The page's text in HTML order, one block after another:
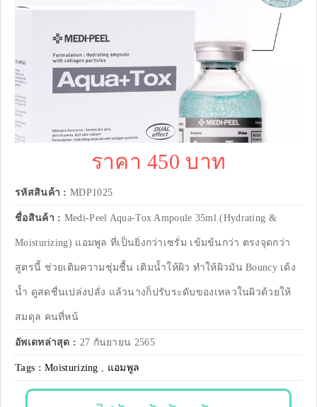
ราคา 450 บาท
รหัสสินค้า : MDP1025
ชื่อสินค้า : Medi-Peel Aqua-Tox Ampoule 35ml.(Hydrating &
Moisturizing) แอมพูล ที่เป็นยิ่งกว่าเซรั่ม เข้มข้นกว่า ตรงจุดกว่า
สูตรนี้ ช่วยเติมความชุ่มชื้น เติมน้ำให้ผิว ทำให้ผิวมัน Bouncy เด้ง
น้ำ ดูสดชื่นเปล่งปลั่ง แล้วนางก็ปรับระดับของเหลวในผิวด้วยให้
สมดุล คนที่หน้
อัพเดทล่าสุด : 27 กันยายน 2565
Tags :Moisturizing , แอมพูล